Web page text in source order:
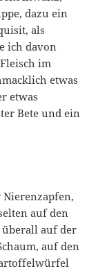
dazu ein
als
ich davon
im
etwas
etwas
Bete und ein
Nierenzapfen,
auf den
überall auf der
auf den